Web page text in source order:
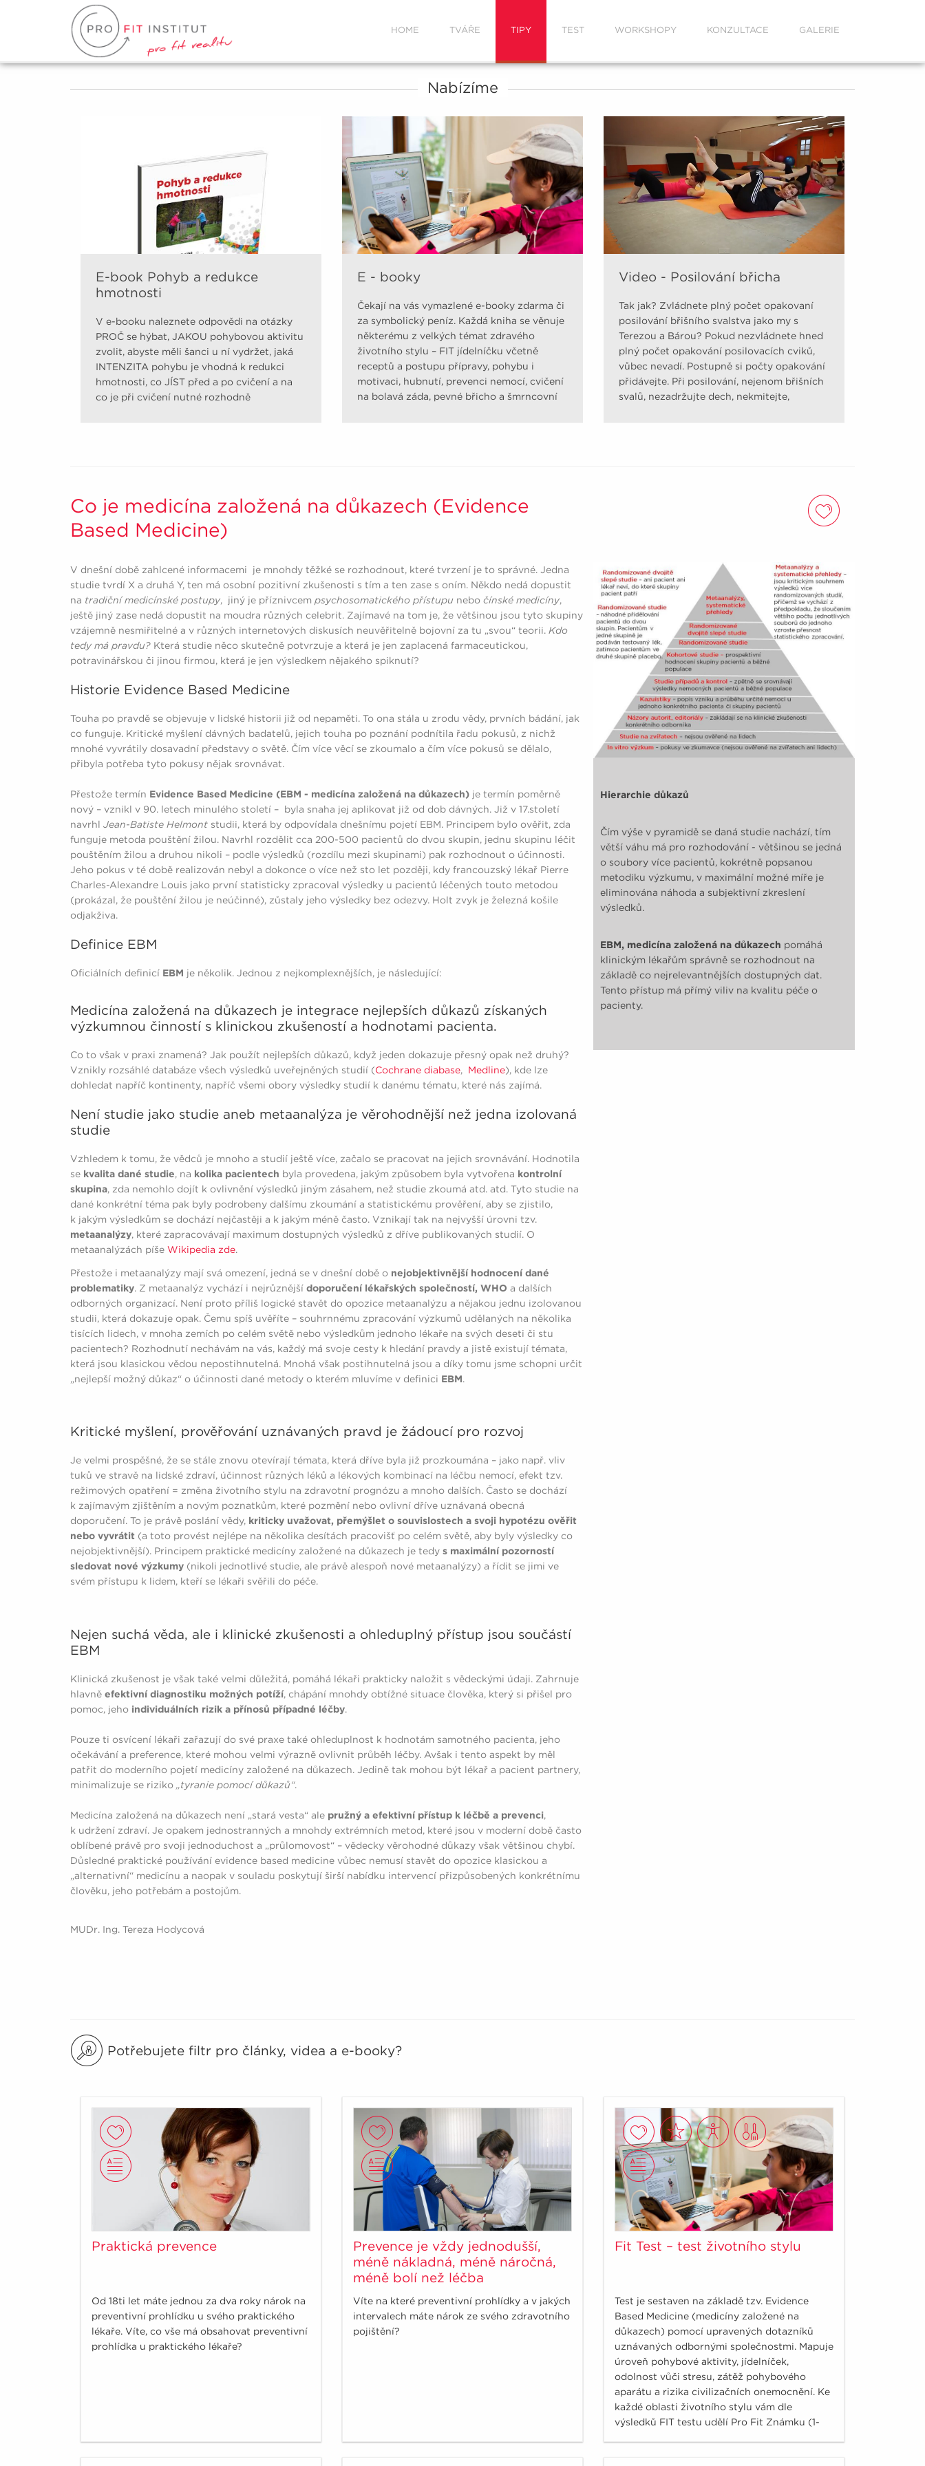
HOME TVÁŘE TIPY TEST WORKSHOPY KONZULTACE GALERIE
Nabízíme
E-book Pohyb a redukce
hmotnosti
V e-booku naleznete odpovědi na otázky
PROČ se hýbat, JAKOU pohybovou aktivitu
zvolit, abyste měli šanci u ní vydržet, jaká
INTENZITA pohybu je vhodná k redukci
hmotnosti, co JÍST před a po cvičení a na
co je při cvičení nutné rozhodně
E - booky
Čekají na vás vymazlené e-booky zdarma či
za symbolický peníz. Každá kniha se věnuje
některému z velkých témat zdravého
životního stylu – FIT jídelníčku včetně
receptů a postupu přípravy, pohybu i
motivaci, hubnutí, prevenci nemocí, cvičení
na bolavá záda, pevné břicho a šmrncovní
Video - Posilování břicha
Tak jak? Zvládnete plný počet opakovaní
posilování břišního svalstva jako my s
Terezou a Bárou? Pokud nezvládnete hned
plný počet opakování posilovacích cviků,
vůbec nevadí. Postupně si počty opakování
přidávejte. Při posilování, nejenom břišních
svalů, nezadržujte dech, nekmitejte,
Co je medicína založená na důkazech (Evidence
Based Medicine)
V dnešní době zahlcené informacemi je mnohdy těžké se rozhodnout, které tvrzení je to správné. Jedna
studie tvrdí X a druhá Y, ten má osobní pozitivní zkušenosti s tím a ten zase s oním. Někdo nedá dopustit
na tradiční medicínské postupy, jiný je příznivcem psychosomatického přístupu nebo čínské medicíny,
ještě jiný zase nedá dopustit na moudra různých celebrit. Zajímavé na tom je, že většinou jsou tyto skupiny
vzájemně nesmiřitelné a v různých internetových diskusích neuvěřitelně bojovní za tu „svou“ teorii. Kdo
tedy má pravdu? Která studie něco skutečně potvrzuje a která je jen zaplacená farmaceutickou,
potravinářskou či jinou firmou, která je jen výsledkem nějakého spiknutí?
Historie Evidence Based Medicine
Touha po pravdě se objevuje v lidské historii již od nepaměti. To ona stála u zrodu vědy, prvních bádání, jak
co funguje. Kritické myšlení dávných badatelů, jejich touha po poznání podnítila řadu pokusů, z nichž
mnohé vyvrátily dosavadní představy o světě. Čím více věcí se zkoumalo a čím více pokusů se dělalo,
přibyla potřeba tyto pokusy nějak srovnávat.
Přestože termín Evidence Based Medicine (EBM - medicína založená na důkazech) je termín poměrně
nový – vznikl v 90. letech minulého století – byla snaha jej aplikovat již od dob dávných. Již v 17.století
navrhl Jean-Batiste Helmont studii, která by odpovídala dnešnímu pojetí EBM. Principem bylo ověřit, zda
funguje metoda pouštění žilou. Navrhl rozdělit cca 200-500 pacientů do dvou skupin, jednu skupinu léčit
pouštěním žilou a druhou nikoli – podle výsledků (rozdílu mezi skupinami) pak rozhodnout o účinnosti.
Jeho pokus v té době realizován nebyl a dokonce o více než sto let později, kdy francouzský lékař Pierre
Charles-Alexandre Louis jako první statisticky zpracoval výsledky u pacientů léčených touto metodou
(prokázal, že pouštění žilou je neúčinné), zůstaly jeho výsledky bez odezvy. Holt zvyk je železná košile
odjakživa.
Definice EBM
Oficiálních definicí EBM je několik. Jednou z nejkomplexnějších, je následující:
Medicína založená na důkazech je integrace nejlepších důkazů získaných
výzkumnou činností s klinickou zkušeností a hodnotami pacienta.
Co to však v praxi znamená? Jak použít nejlepších důkazů, když jeden dokazuje přesný opak než druhý?
Vznikly rozsáhlé databáze všech výsledků uveřejněných studií (Cochrane diabase, Medline), kde lze
dohledat napříč kontinenty, napříč všemi obory výsledky studií k danému tématu, které nás zajímá.
Není studie jako studie aneb metaanalýza je věrohodnější než jedna izolovaná
studie
Vzhledem k tomu, že vědců je mnoho a studií ještě více, začalo se pracovat na jejich srovnávání. Hodnotila
se kvalita dané studie, na kolika pacientech byla provedena, jakým způsobem byla vytvořena kontrolní
skupina, zda nemohlo dojít k ovlivnění výsledků jiným zásahem, než studie zkoumá atd. atd. Tyto studie na
dané konkrétní téma pak byly podrobeny dalšímu zkoumání a statistickému prověření, aby se zjistilo,
k jakým výsledkům se dochází nejčastěji a k jakým méně často. Vznikají tak na nejvyšší úrovni tzv.
metaanalýzy, které zapracovávají maximum dostupných výsledků z dříve publikovaných studií. O
metaanalýzách píše Wikipedia zde.
Přestože i metaanalýzy mají svá omezení, jedná se v dnešní době o nejobjektivnější hodnocení dané
problematiky. Z metaanalýz vychází i nejrůznější doporučení lékařských společností, WHO a dalších
odborných organizací. Není proto příliš logické stavět do opozice metaanalýzu a nějakou jednu izolovanou
studii, která dokazuje opak. Čemu spíš uvěříte – souhrnnému zpracování výzkumů udělaných na několika
tisících lidech, v mnoha zemích po celém světě nebo výsledkům jednoho lékaře na svých deseti či stu
pacientech? Rozhodnutí nechávám na vás, každý má svoje cesty k hledání pravdy a jistě existují témata,
která jsou klasickou vědou nepostihnutelná. Mnohá však postihnutelná jsou a díky tomu jsme schopni určit
„nejlepší možný důkaz“ o účinnosti dané metody o kterém mluvíme v definici EBM.
Kritické myšlení, prověřování uznávaných pravd je žádoucí pro rozvoj
Je velmi prospěšné, že se stále znovu otevírají témata, která dříve byla již prozkoumána – jako např. vliv
tuků ve stravě na lidské zdraví, účinnost různých léků a lékových kombinací na léčbu nemocí, efekt tzv.
režimových opatření = změna životního stylu na zdravotní prognózu a mnoho dalších. Často se dochází
k zajímavým zjištěním a novým poznatkům, které pozmění nebo ovlivní dříve uznávaná obecná
doporučení. To je právě poslání vědy, kriticky uvažovat, přemýšlet o souvislostech a svoji hypotézu ověřit
nebo vyvrátit (a toto provést nejlépe na několika desítách pracovišť po celém světě, aby byly výsledky co
nejobjektivnější). Principem praktické medicíny založené na důkazech je tedy s maximální pozorností
sledovat nové výzkumy (nikoli jednotlivé studie, ale právě alespoň nové metaanalýzy) a řídit se jimi ve
svém přístupu k lidem, kteří se lékaři svěřili do péče.
Nejen suchá věda, ale i klinické zkušenosti a ohleduplný přístup jsou součástí
EBM
Klinická zkušenost je však také velmi důležitá, pomáhá lékaři prakticky naložit s vědeckými údaji. Zahrnuje
hlavně efektivní diagnostiku možných potíží, chápání mnohdy obtížné situace člověka, který si přišel pro
pomoc, jeho individuálních rizik a přínosů případné léčby.
Pouze ti osvícení lékaři zařazují do své praxe také ohleduplnost k hodnotám samotného pacienta, jeho
očekávání a preference, které mohou velmi výrazně ovlivnit průběh léčby. Avšak i tento aspekt by měl
patřit do moderního pojetí medicíny založené na důkazech. Jedině tak mohou být lékař a pacient partnery,
minimalizuje se riziko „tyranie pomocí důkazů“.
Medicína založená na důkazech není „stará vesta“ ale pružný a efektivní přístup k léčbě a prevenci,
k udržení zdraví. Je opakem jednostranných a mnohdy extrémních metod, které jsou v moderní době často
oblíbené právě pro svoji jednoduchost a „průlomovost“ – vědecky věrohodné důkazy však většinou chybí.
Důsledné praktické používání evidence based medicine vůbec nemusí stavět do opozice klasickou a
„alternativní“ medicínu a naopak v souladu poskytují širší nabídku intervencí přizpůsobených konkrétnímu
člověku, jeho potřebám a postojům.
MUDr. Ing. Tereza Hodycová
Hierarchie důkazů
Čím výše v pyramidě se daná studie nachází, tím
větší váhu má pro rozhodování - většinou se jedná
o soubory více pacientů, kokrétně popsanou
metodiku výzkumu, v maximální možné míře je
eliminována náhoda a subjektivní zkreslení
výsledků.
EBM, medicína založená na důkazech pomáhá
klinickým lékařům správně se rozhodnout na
základě co nejrelevantnějších dostupných dat.
Tento přístup má přímý viliv na kvalitu péče o
pacienty.
Potřebujete filtr pro články, videa a e-booky?
Praktická prevence
Od 18ti let máte jednou za dva roky nárok na
preventivní prohlídku u svého praktického
lékaře. Víte, co vše má obsahovat preventivní
prohlídka u praktického lékaře?
Prevence je vždy jednodušší,
méně nákladná, méně náročná,
méně bolí než léčba
Víte na které preventivní prohlídky a v jakých
intervalech máte nárok ze svého zdravotního
pojištění?
Fit Test – test životního stylu
Test je sestaven na základě tzv. Evidence
Based Medicine (medicíny založené na
důkazech) pomocí upravených dotazníků
uznávaných odbornými společnostmi. Mapuje
úroveň pohybové aktivity, jídelníček,
odolnost vůči stresu, zátěž pohybového
aparátu a rizika civilizačních onemocnění. Ke
každé oblasti životního stylu vám dle
výsledků FIT testu udělí Pro Fit Známku (1-